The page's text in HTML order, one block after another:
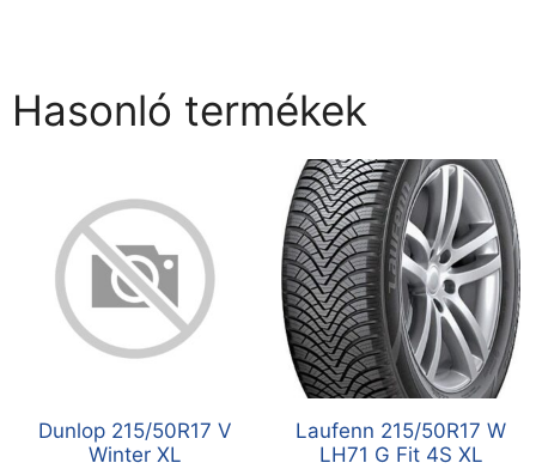
Hasonló termékek
Dunlop 215/50R17 V
Winter XL
Laufenn 215/50R17 W
LH71 G Fit 4S XL